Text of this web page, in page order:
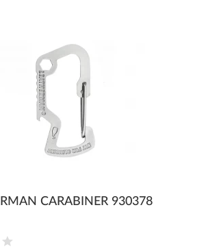
CARABINER 930378